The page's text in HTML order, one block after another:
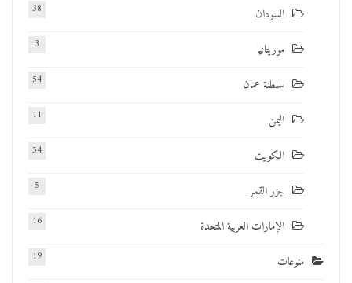
السودان 38
موريتانيا 3
سلطنة عمان 54
اليمن 11
الكويت 54
جزر القمر 5
الإمارات العربية المتحدة 16
منوعات 19